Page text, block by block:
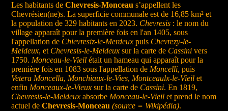
Les habitants de Chevresis-Monceau s’appellent les
Chevrésien(ne)s. La superficie communale est de 16,85 km² et
la population de 329 habitants en 2023. Chevresis : le nom du
village apparaît pour la première fois en l'an 1405, sous
l'appellation de Chievresiz-le-Merdeux puis Chevrezy-le-
Meldeux, et Chevresis-le-Meldeux sur la carte de Cassini vers
1750. Monceau-le-Vieil était un hameau qui apparaît pour la
première fois en 1083 sous l'appellation de Moncelli, puis
Vetera Moncella, Monchiaux-le-Vies, Montceaulx-le-Vieil et
enfin Monceaux-le-Vieux sur la carte de Cassini. En 1819,
Chevresis-le-Meldeux absorbe Monceau-le-Vieil et prend le nom
actuel de Chevresis-Monceau (source = Wikipédia).